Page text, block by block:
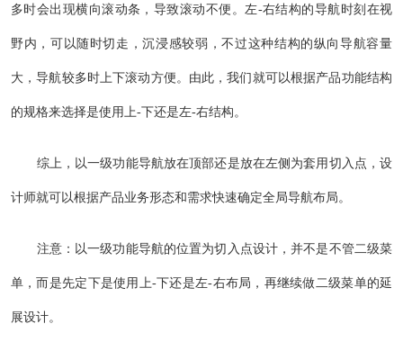
多时会出现横向滚动条，导致滚动不便。左-右结构的导航时刻在视
野内，可以随时切走，沉浸感较弱，不过这种结构的纵向导航容量
大，导航较多时上下滚动方便。由此，我们就可以根据产品功能结构
的规格来选择是使用上-下还是左-右结构。
综上，以一级功能导航放在顶部还是放在左侧为套用切入点，设
计师就可以根据产品业务形态和需求快速确定全局导航布局。
注意：以一级功能导航的位置为切入点设计，并不是不管二级菜
单，而是先定下是使用上-下还是左-右布局，再继续做二级菜单的延
展设计。